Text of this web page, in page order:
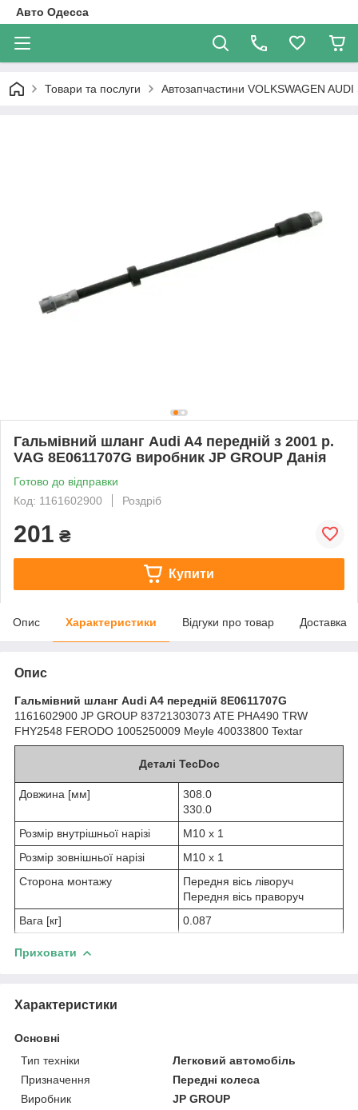
Авто Одесса
Товари та послуги Автозапчастини VOLKSWAGEN AUDI
Гальмівний шланг Audi A4 передній з 2001 р.
VAG 8E0611707G виробник JP GROUP Данія
Готово до відправки
Код: 1161602900
Роздріб
201 ₴
Купити
Опис Характеристики Відгуки про товар Доставка
Опис
Гальмівний шланг Audi A4 передній 8E0611707G
1161602900 JP GROUP 83721303073 ATE PHA490 TRW
FHY2548 FERODO 1005250009 Meyle 40033800 Textar
Деталі TecDoc
Довжина [мм]
308.0
330.0
Розмір внутрішньої нарізі
M10 x 1
Розмір зовнішньої нарізі
M10 x 1
Сторона монтажу
Передня вісь ліворуч
Передня вісь праворуч
Вага [кг]
0.087
Приховати
Характеристики
Основні
Тип техніки
Легковий автомобіль
Призначення
Передні колеса
Виробник
JP GROUP